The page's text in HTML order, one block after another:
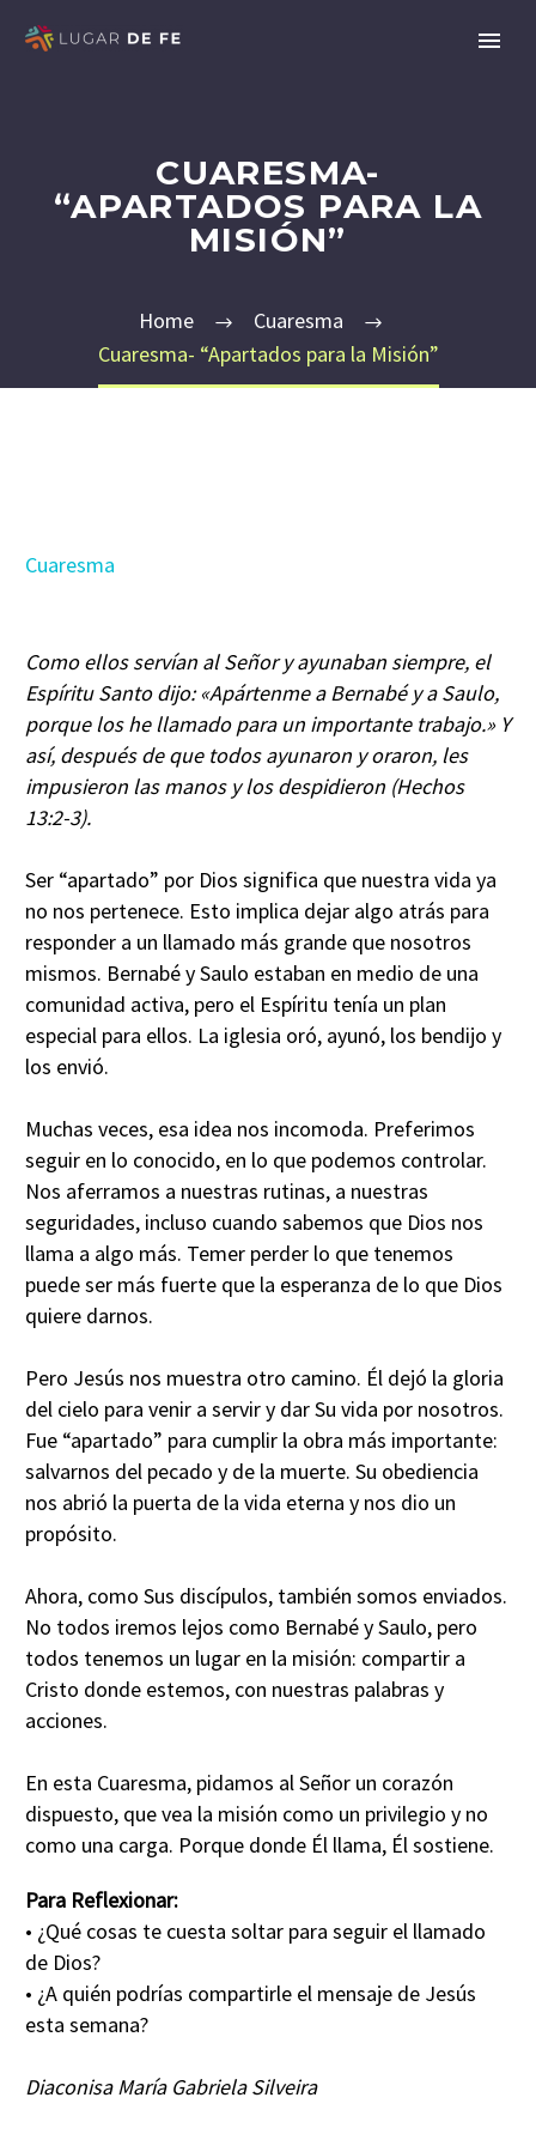
CUARESMA-
“APARTADOS PARA LA
MISIÓN”
Home
Cuaresma
Cuaresma- “Apartados para la Misión”
Cuaresma
Como ellos servían al Señor y ayunaban siempre, el
Espíritu Santo dijo: «Apártenme a Bernabé y a Saulo,
porque los he llamado para un importante trabajo.» Y
así, después de que todos ayunaron y oraron, les
impusieron las manos y los despidieron (Hechos
13:2-3).
Ser “apartado” por Dios significa que nuestra vida ya
no nos pertenece. Esto implica dejar algo atrás para
responder a un llamado más grande que nosotros
mismos. Bernabé y Saulo estaban en medio de una
comunidad activa, pero el Espíritu tenía un plan
especial para ellos. La iglesia oró, ayunó, los bendijo y
los envió.
Muchas veces, esa idea nos incomoda. Preferimos
seguir en lo conocido, en lo que podemos controlar.
Nos aferramos a nuestras rutinas, a nuestras
seguridades, incluso cuando sabemos que Dios nos
llama a algo más. Temer perder lo que tenemos
puede ser más fuerte que la esperanza de lo que Dios
quiere darnos.
Pero Jesús nos muestra otro camino. Él dejó la gloria
del cielo para venir a servir y dar Su vida por nosotros.
Fue “apartado” para cumplir la obra más importante:
salvarnos del pecado y de la muerte. Su obediencia
nos abrió la puerta de la vida eterna y nos dio un
propósito.
Ahora, como Sus discípulos, también somos enviados.
No todos iremos lejos como Bernabé y Saulo, pero
todos tenemos un lugar en la misión: compartir a
Cristo donde estemos, con nuestras palabras y
acciones.
En esta Cuaresma, pidamos al Señor un corazón
dispuesto, que vea la misión como un privilegio y no
como una carga. Porque donde Él llama, Él sostiene.
Para Reflexionar:
• ¿Qué cosas te cuesta soltar para seguir el llamado
de Dios?
• ¿A quién podrías compartirle el mensaje de Jesús
esta semana?
Diaconisa María Gabriela Silveira